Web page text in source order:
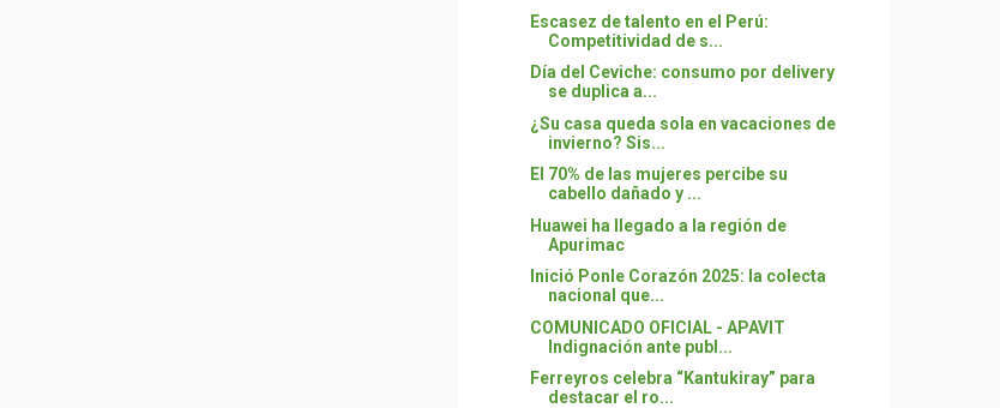
Escasez de talento en el Perú:
Competitividad de s...
Día del Ceviche: consumo por delivery
se duplica a...
¿Su casa queda sola en vacaciones de
invierno? Sis...
El 70% de las mujeres percibe su
cabello dañado y ...
Huawei ha llegado a la región de
Apurimac
Inició Ponle Corazón 2025: la colecta
nacional que...
COMUNICADO OFICIAL - APAVIT
Indignación ante publ...
Ferreyros celebra “Kantukiray” para
destacar el ro...